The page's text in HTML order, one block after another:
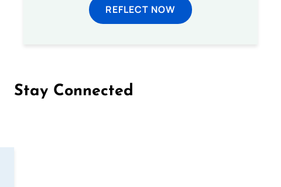
REFLECT NOW
Stay Connected
Follow us on Facebook